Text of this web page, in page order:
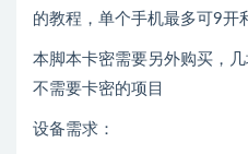
的教程，单个手机最多可9开
本脚本卡密需要另外购买，
不需要卡密的项目
设备需求：